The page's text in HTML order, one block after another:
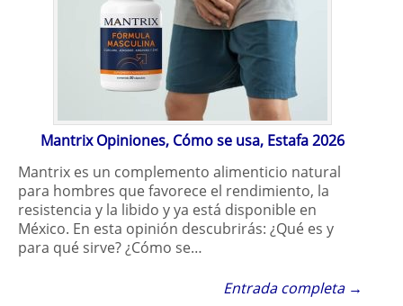
Mantrix Opiniones, Cómo se usa, Estafa 2026
Mantrix es un complemento alimenticio natural
para hombres que favorece el rendimiento, la
resistencia y la libido y ya está disponible en
México. En esta opinión descubrirás: ¿Qué es y
para qué sirve? ¿Cómo se…
Entrada completa →